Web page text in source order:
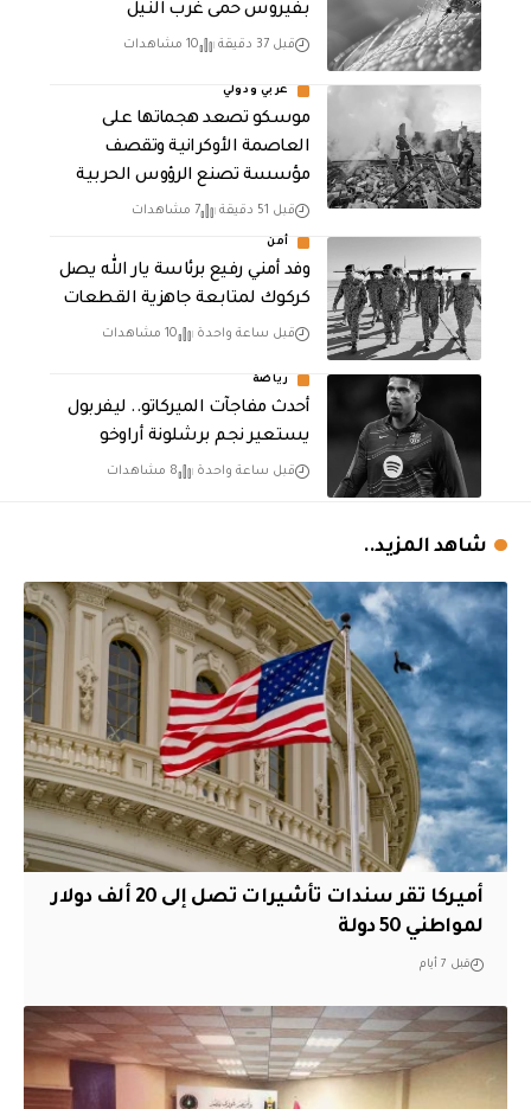
بفيروس حمى غرب النيل
قبل 37 دقيقة 10 مشاهدات
عربي ودولي
موسكو تصعد هجماتها على
العاصمة الأوكرانية وتقصف
مؤسسة تصنع الرؤوس الحربية
قبل 51 دقيقة 7 مشاهدات
أمن
وفد أمني رفيع برئاسة يار الله يصل
كركوك لمتابعة جاهزية القطعات
قبل ساعة واحدة 10 مشاهدات
رياضة
أحدث مفاجآت الميركاتو.. ليفربول
يستعير نجم برشلونة أراوخو
قبل ساعة واحدة 8 مشاهدات
شاهد المزيد..
أميركا تقر سندات تأشيرات تصل إلى 20 ألف دولار
لمواطني 50 دولة
قبل 7 أيام